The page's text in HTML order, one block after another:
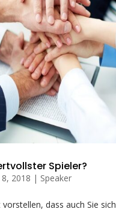
Spieler?
8, 2018 | Speaker
dass auch Sie sich